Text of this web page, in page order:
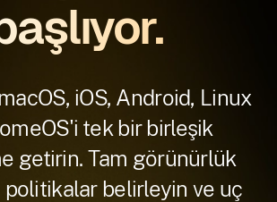
iOS, Android, Linux
tek bir birleşik
getirin. Tam görünürlük
politikalar belirleyin ve uç